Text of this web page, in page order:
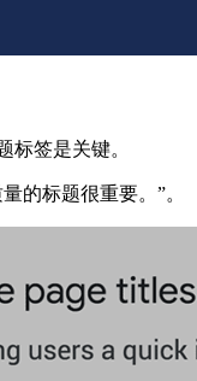
标签是关键。
的标题很重要。”。